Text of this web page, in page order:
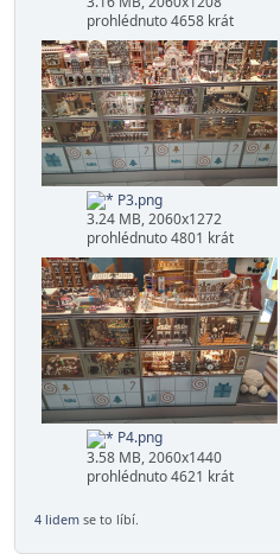
P1.png
3.32 MB, 2060x1324
prohlédnuto 4596 krát
P2.png
3.16 MB, 2060x1208
prohlédnuto 4658 krát
P3.png
3.24 MB, 2060x1272
prohlédnuto 4801 krát